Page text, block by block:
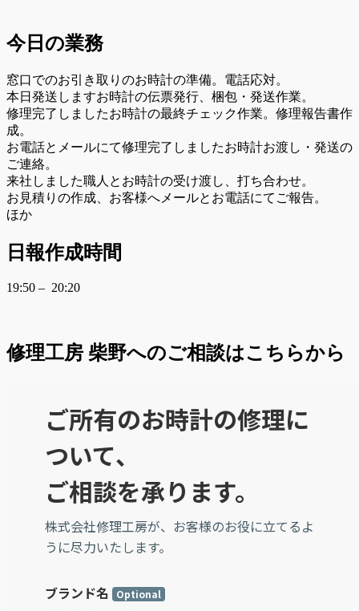
今日の業務
窓口でのお引き取りのお時計の準備。電話応対。
本日発送しますお時計の伝票発行、梱包・発送作業。
修理完了しましたお時計の最終チェック作業。修理報告書作
成。
お電話とメールにて修理完了しましたお時計お渡し・発送の
ご連絡。
来社しました職人とお時計の受け渡し、打ち合わせ。
お見積りの作成、お客様へメールとお電話にてご報告。
ほか
日報作成時間
19:50 – 20:20
修理工房 柴野へのご相談はこちらから